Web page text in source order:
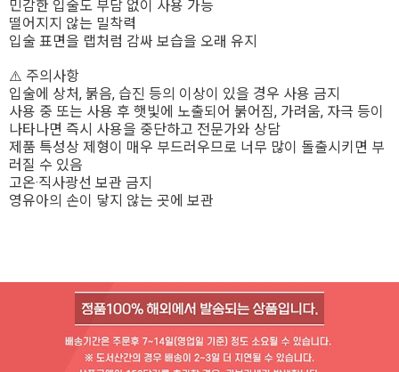
민감한 입술도 부담 없이 사용 가능
떨어지지 않는 밀착력
입술 표면을 랩처럼 감싸 보습을 오래 유지
⚠️ 주의사항
입술에 상처, 붉음, 습진 등의 이상이 있을 경우 사용 금지
사용 중 또는 사용 후 햇빛에 노출되어 붉어짐, 가려움, 자극 등이
나타나면 즉시 사용을 중단하고 전문가와 상담
제품 특성상 제형이 매우 부드러우므로 너무 많이 돌출시키면 부
러질 수 있음
고온·직사광선 보관 금지
영유아의 손이 닿지 않는 곳에 보관